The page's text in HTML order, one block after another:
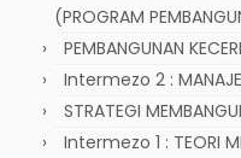
(PROGRAM
PEMBANGUNAN
Intermezo 2 :
STRATEGI
Intermezo 1 : TEORI